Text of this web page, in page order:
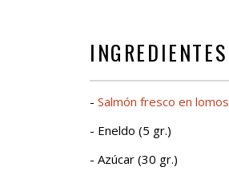
INGREDIENTES
- Salmón fresco en lomos
- Eneldo (5 gr.)
- Azúcar (30 gr.)